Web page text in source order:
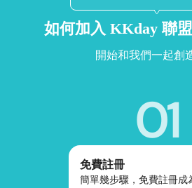
如何加入 KKday 聯
開始和我們一起創
01
免費註冊
簡單幾步驟，免費註冊成